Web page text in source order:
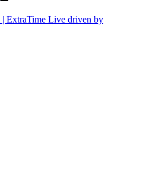
| ExtraTime Live driven by